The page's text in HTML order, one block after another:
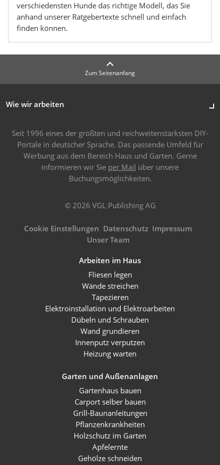
verschiedensten Hunde das richtige Modell, das Sie
anhand unserer Ratgebertexte schnell und einfach
finden können.
Zum Seitenanfang
Wie wir arbeiten
Seit 1996 eines der größten und reichweitenstärksten DIY-
Portale in deutscher Sprache. Das passende Umfeld für
Werbung aus dem Bereich Haus und Garten. Gerne
informieren wir Sie per Mail über unsere
Buchungsmöglichkeiten.
© 2026 VGL Publishing AG
Cookie Einstellungen Datenschutz Impressum
Unser Team
Arbeiten im Haus
Fliesen legen
Wände streichen
Tapezieren
Elektroinstallation und Elektroarbeiten
Dübeln und Schrauben
Wand grundieren
Innenputz verputzen
Heizung warten
Garten und Außenanlagen
Gartenhaus bauen
Carport selber bauen
Grill-Baunanleitungen
Pflanzenkrankheiten
Holzschutz im Garten
Apfelernte
Gehölze schneiden